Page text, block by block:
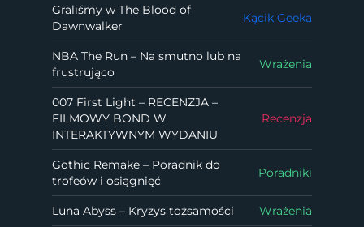
Graliśmy w The Blood of
Dawnwalker
Kącik Geeka
NBA The Run – Na smutno lub na
frustrująco
Wrażenia
007 First Light – RECENZJA –
FILMOWY BOND W
INTERAKTYWNYM WYDANIU
Recenzja
Gothic Remake – Poradnik do
trofeów i osiągnięć
Poradniki
Luna Abyss – Kryzys tożsamości Wrażenia